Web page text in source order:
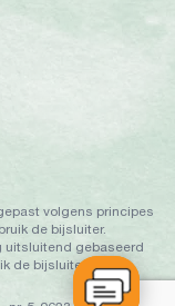
volgens principes
de bijsluiter.
uitsluitend gebaseerd
de bijsluiter.